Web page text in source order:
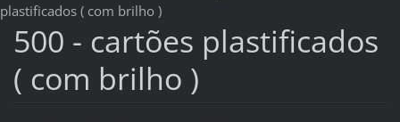
plastificados ( com brilho )
500 - cartões plastificados
( com brilho )